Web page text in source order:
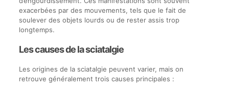
exacerbées par des mouvements, tels que le fait de
soulever des objets lourds ou de rester assis trop
longtemps.
Les causes de la sciatalgie
Les origines de la sciatalgie peuvent varier, mais on
retrouve généralement trois causes principales :